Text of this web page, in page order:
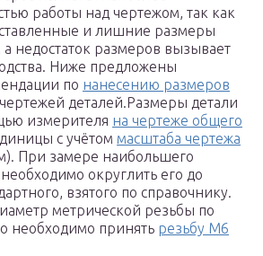
работы над чертежом, так как
и лишние размеры
а недостаток размеров вызывает
Ниже предложены
по нанесению размеров
деталей.Размеры детали
измерителя на чертеже общего
с учётом масштаба чертежа
При замере наибольшего
округлить его до
взятого по справочнику.
метрической резьбы по
необходимо принять резьбу М6